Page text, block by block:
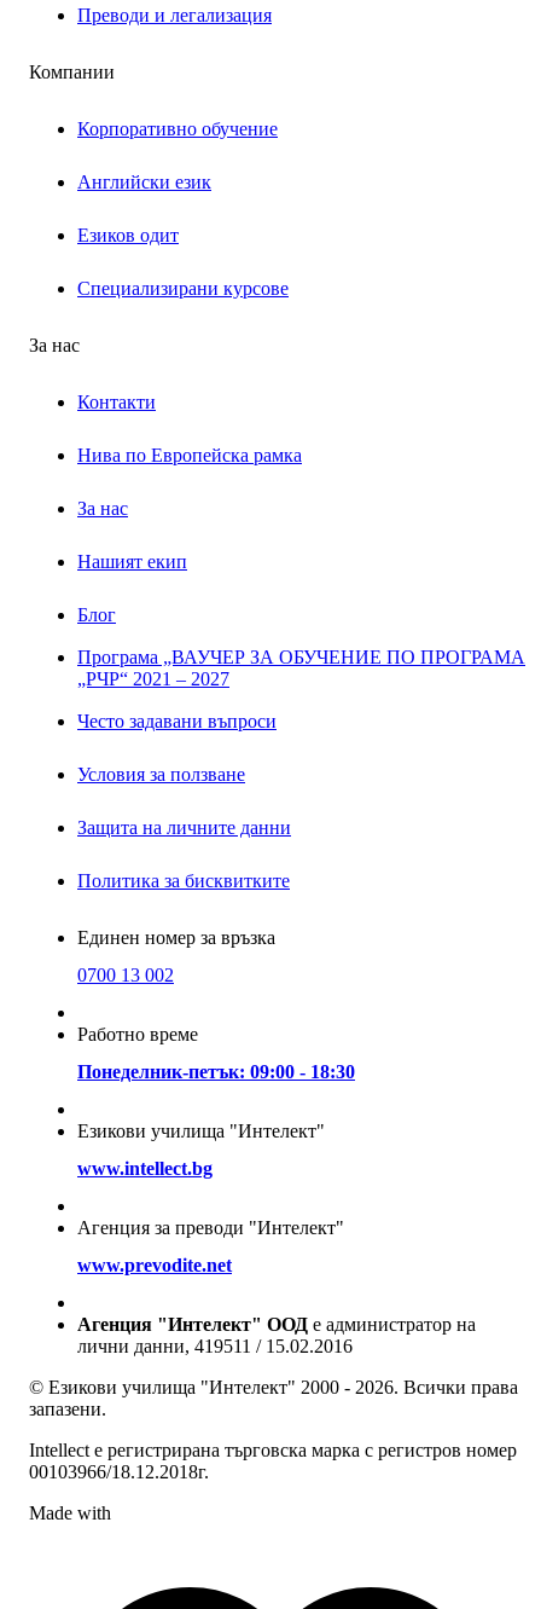
Преводи и легализация
Компании
Корпоративно обучение
Английски език
Езиков одит
Специализирани курсове
За нас
Контакти
Нива по Европейска рамка
За нас
Нашият екип
Блог
Програма „ВАУЧЕР ЗА ОБУЧЕНИЕ ПО ПРОГРАМА
„РЧР“ 2021 – 2027
Често задавани въпроси
Условия за ползване
Защита на личните данни
Политика за бисквитките
Единен номер за връзка
0700 13 002
Работно време
Понеделник-петък: 09:00 - 18:30
Езикови училища "Интелект"
www.intellect.bg
Агенция за преводи "Интелект"
www.prevodite.net
Агенция "Интелект" ООД е администратор на
лични данни, 419511 / 15.02.2016
© Езикови училища "Интелект" 2000 - 2026. Всички права
запазени.
Intellect е регистрирана търговска марка с регистров номер
00103966/18.12.2018г.
Made with